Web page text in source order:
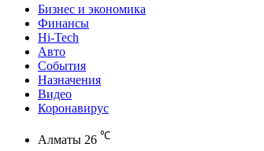
Бизнес и экономика
Финансы
Hi-Tech
Авто
События
Назначения
Видео
Коронавирус
Алматы 26 ℃